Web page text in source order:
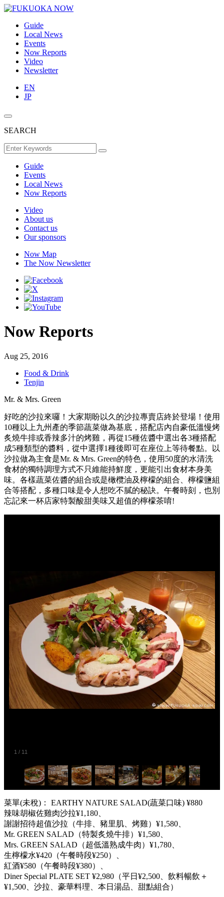
Guide
Local News
Events
Now Reports
Video
Newsletter
EN
JP
SEARCH
Guide
Events
Local News
Now Reports
Video
About us
Contact us
Our sponsors
Now Map
The Now Newsletter
Now Reports
Aug 25, 2016
Food & Drink
Tenjin
Mr. & Mrs. Green
好吃的沙拉來囉！大家期盼以久的沙拉專賣店終於登場！使用
10種以上九州產的季節蔬菜做為基底，搭配店內自豪低溫慢烤
炙燒牛排或香辣多汁的烤雞，再從15種佐醬中選出各3種搭配
成5種類型的醬料，從中選擇1種後即可在座位上等待餐點。以
沙拉做為主食是Mr. & Mrs. Green的特色，使用50度的水清洗
食材的獨特調理方式不只維能持鮮度，更能引出食材本身美
味。各樣蔬菜佐醬的組合或是橄欖油及檸檬的組合、檸檬鹽組
合等搭配，多種口味是令人想吃不膩的秘訣。午餐時刻，也別
忘記來一杯店家特製酸甜美味又超值的檸檬茶唷!
1 / 11
菜單(未稅)： EARTHY NATURE SALAD(蔬菜口味) ¥880
辣味胡椒佐雞肉沙拉¥1,180、
謝謝招待超值沙拉（牛排、豬里肌、烤雞）¥1,580、
Mr. GREEN SALAD（特製炙燒牛排）¥1,580、
Mrs. GREEN SALAD（超低溫熟成牛肉）¥1,780、
生檸檬水¥420（午餐時段¥250）、
紅酒¥580（午餐時段¥380）、
Diner Special PLATE SET ¥2,980（平日¥2,500、飲料暢飲＋
¥1,500、沙拉、豪華料理、本日湯品、甜點組合）